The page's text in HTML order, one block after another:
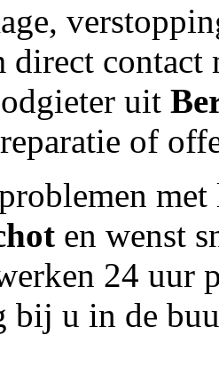
direct
uit
of
en wenst
24 uur
bij u in de